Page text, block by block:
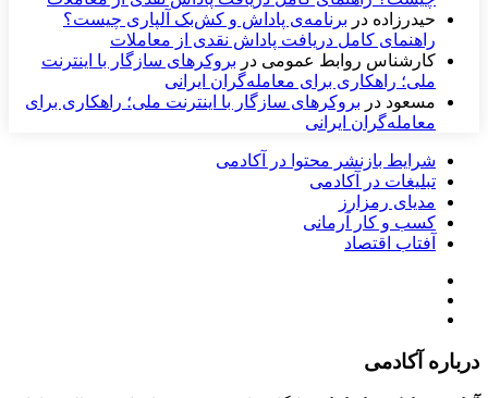
حیدرزاده در برنامه‌ی پاداش و کش‌بک آلپاری چیست؟
راهنمای کامل دریافت پاداش نقدی از معاملات
کارشناس روابط عمومی در بروکرهای سازگار با اینترنت
ملی؛ راهکاری برای معامله‌گران ایرانی
مسعود در بروکرهای سازگار با اینترنت ملی؛ راهکاری برای
معامله‌گران ایرانی
شرایط بازنشر محتوا در آکادمی
تبلیغات در آکادمی
مدیای رمزارز
کسب و کار آرمانی
آفتاب اقتصاد
درباره آکادمی